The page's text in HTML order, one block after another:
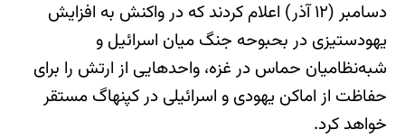
دسامبر (۱۲ آذر) اعلام کردند که در واکنش به افزایش
یهودستیزی در بحبوحه جنگ میان اسرائیل و
شبه‌نظامیان حماس در غزه، واحدهایی از ارتش را برای
حفاظت از اماکن یهودی و اسرائیلی در کپنهاگ مستقر
خواهد کرد.